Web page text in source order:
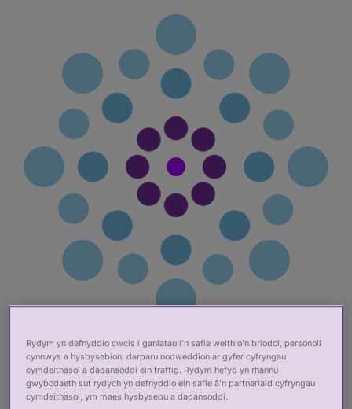
Dod o hyd i
reoleiddiwr
Rydym yn defnyddio cwcis i ganiatáu i’n safle weithio’n briodol, personoli
cynnwys a hysbysebion, darparu nodweddion ar gyfer cyfryngau
cymdeithasol a dadansoddi ein traffig. Rydym hefyd yn rhannu
gwybodaeth sut rydych yn defnyddio ein safle â’n partneriaid cyfryngau
cymdeithasol, ym maes hysbysebu a dadansoddi.